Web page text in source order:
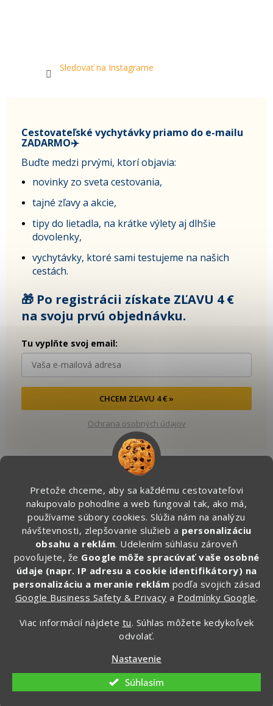
Pretože chceme, aby sa každému cestovateľovi
nakupovalo pohodlne a web fungoval tak, ako má,
používame súbory cookies. Slúžia nám na analýzu
návštevnosti, zlepšovanie služieb a personalizáciu
obsahu a reklám. Udelením súhlasu zároveň
povoľujete, že Google môže spracúvať vaše osobné
údaje (napr. IP adresu a cookie identifikátory) na
personalizáciu a meranie reklám podľa svojich zásad
Google Business Safety & Privacy a Podmínky Google.
Viac informácií nájdete tu. Súhlas môžete kedykoľvek
odvolať.
Nastavenie
Súhlasím
Sledovať na Instagrame
Cestovateľské vychytávky priamo do e-mailu
ZADARMO✈️
Buďte medzi prvými, ktorí objavia:
novinky zo sveta cestovania,
tajné zľavy a akcie,
tipy do lietadla, na krátke výlety aj dlhšie
dovolenky,
vychytávky, ktoré sami testujeme na našich
cestách.
🎁 Po registrácii získate ZĽAVU 4 €
na svoju prvú objednávku.
Tu vyplňte svoj email:
CHCEM ZĽAVU 4 € »
Ochrana osobných údajov
Kontakt
info@zapakuj.sk
+421 950 887 079 (Po - Pia, 16:00 – 21:00)
Zapakuj.czsk
zapakuj_czsk
@zapakuj_cz
Vytvoril Shoptet
Zapakuj.sk. Všetky práva vyhradené.